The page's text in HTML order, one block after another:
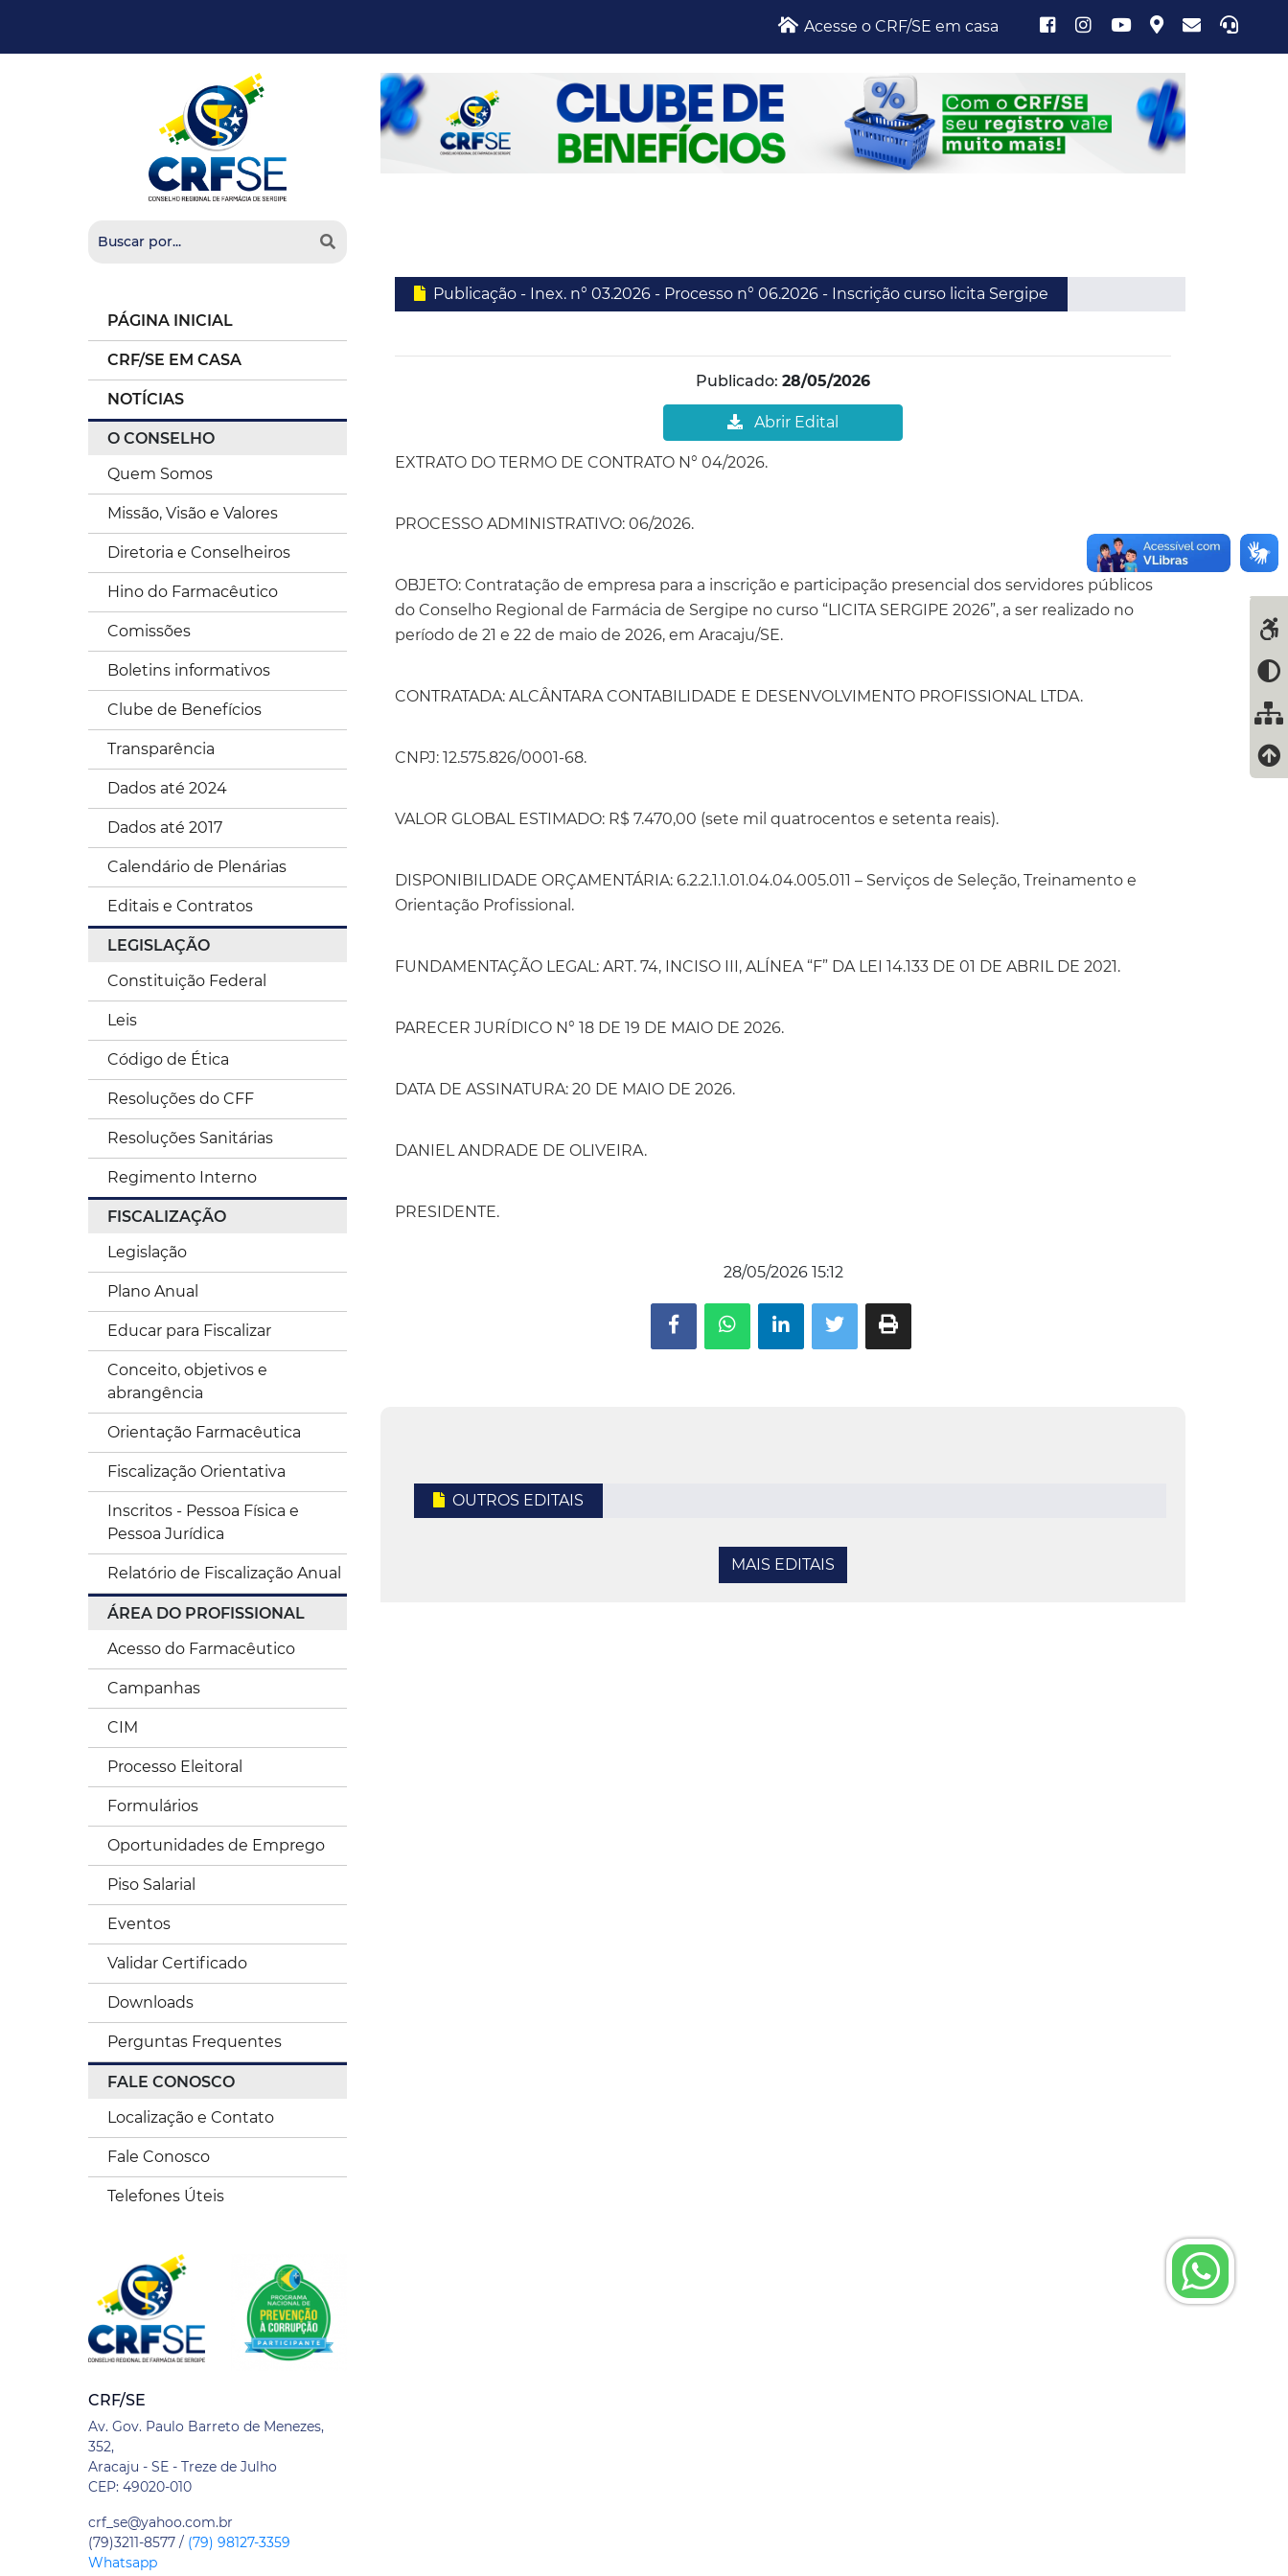
Acesse o CRF/SE em casa
PÁGINA INICIAL
CRF/SE EM CASA
NOTÍCIAS
O CONSELHO
Quem Somos
Missão, Visão e Valores
Diretoria e Conselheiros
Hino do Farmacêutico
Comissões
Boletins informativos
Clube de Benefícios
Transparência
Dados até 2024
Dados até 2017
Calendário de Plenárias
Editais e Contratos
LEGISLAÇÃO
Constituição Federal
Leis
Código de Ética
Resoluções do CFF
Resoluções Sanitárias
Regimento Interno
FISCALIZAÇÃO
Legislação
Plano Anual
Educar para Fiscalizar
Conceito, objetivos e
abrangência
Orientação Farmacêutica
Fiscalização Orientativa
Inscritos - Pessoa Física e
Pessoa Jurídica
Relatório de Fiscalização Anual
ÁREA DO PROFISSIONAL
Acesso do Farmacêutico
Campanhas
CIM
Processo Eleitoral
Formulários
Oportunidades de Emprego
Piso Salarial
Eventos
Validar Certificado
Downloads
Perguntas Frequentes
FALE CONOSCO
Localização e Contato
Fale Conosco
Telefones Úteis
CRF/SE
Av. Gov. Paulo Barreto de Menezes,
352,
Aracaju - SE - Treze de Julho
CEP: 49020-010
crf_se@yahoo.com.br
(79)3211-8577 / (79) 98127-3359
Whatsapp
Publicação - Inex. n° 03.2026 - Processo n° 06.2026 - Inscrição curso licita Sergipe
Publicado: 28/05/2026
Abrir Edital
EXTRATO DO TERMO DE CONTRATO N° 04/2026.
PROCESSO ADMINISTRATIVO: 06/2026.
OBJETO: Contratação de empresa para a inscrição e participação presencial dos servidores públicos
do Conselho Regional de Farmácia de Sergipe no curso “LICITA SERGIPE 2026”, a ser realizado no
período de 21 e 22 de maio de 2026, em Aracaju/SE.
CONTRATADA: ALCÂNTARA CONTABILIDADE E DESENVOLVIMENTO PROFISSIONAL LTDA.
CNPJ: 12.575.826/0001-68.
VALOR GLOBAL ESTIMADO: R$ 7.470,00 (sete mil quatrocentos e setenta reais).
DISPONIBILIDADE ORÇAMENTÁRIA: 6.2.2.1.1.01.04.04.005.011 – Serviços de Seleção, Treinamento e
Orientação Profissional.
FUNDAMENTAÇÃO LEGAL: ART. 74, INCISO III, ALÍNEA “F” DA LEI 14.133 DE 01 DE ABRIL DE 2021.
PARECER JURÍDICO N° 18 DE 19 DE MAIO DE 2026.
DATA DE ASSINATURA: 20 DE MAIO DE 2026.
DANIEL ANDRADE DE OLIVEIRA.
PRESIDENTE.
28/05/2026 15:12
OUTROS EDITAIS
MAIS EDITAIS